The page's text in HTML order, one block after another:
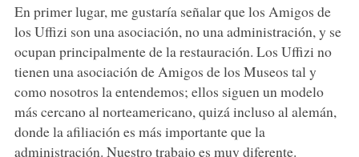
En primer lugar, me gustaría señalar que los Amigos de
los Uffizi son una asociación, no una administración, y se
ocupan principalmente de la restauración. Los Uffizi no
tienen una asociación de Amigos de los Museos tal y
como nosotros la entendemos; ellos siguen un modelo
más cercano al norteamericano, quizá incluso al alemán,
donde la afiliación es más importante que la
administración. Nuestro trabajo es muy diferente.